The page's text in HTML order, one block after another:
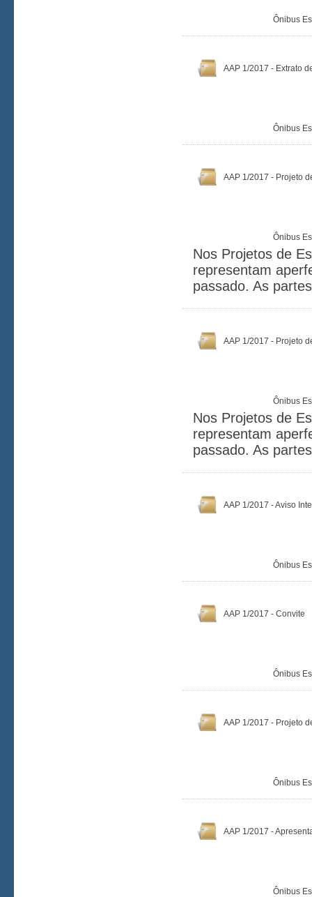
Ônibus
AAP 1/2017 - Extrato
Ônibus
AAP 1/2017 - Projeto
Ônibus
Nos Projetos de
representam
passado. As
AAP 1/2017 - Projeto
Ônibus
Nos Projetos de
representam
passado. As
AAP 1/2017 - Aviso
Ônibus
AAP 1/2017 - Convite
Ônibus
AAP 1/2017 - Projeto
Ônibus
AAP 1/2017 -
Ônibus